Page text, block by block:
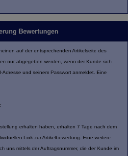
Bewertungen
auf der entsprechenden Artikelseite des
nur abgegeben werden, wenn der Kunde sich
Adresse und seinem Passwort anmeldet. Eine
erhalten haben, erhalten 7 Tage nach dem
Link zur Artikelbewertung. Eine weitere
uns mittels der Auftragsnummer, die der Kunde im